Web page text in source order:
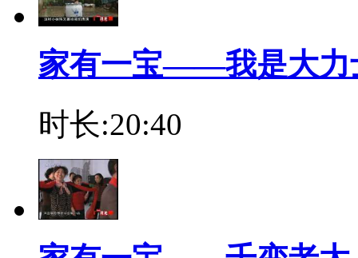
家有一宝——我是大力
时长:20:40